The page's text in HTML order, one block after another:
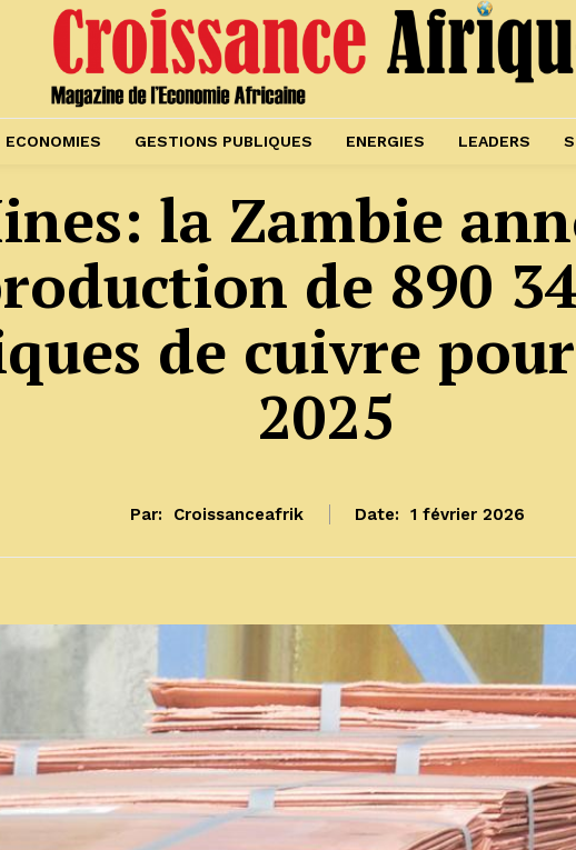
ECONOMIES GESTIONS PUBLIQUES ENERGIES LEADERS
la Zambie
de 890
de cuivre
2025
Par: Croissanceafrik Date: 1 février 2026